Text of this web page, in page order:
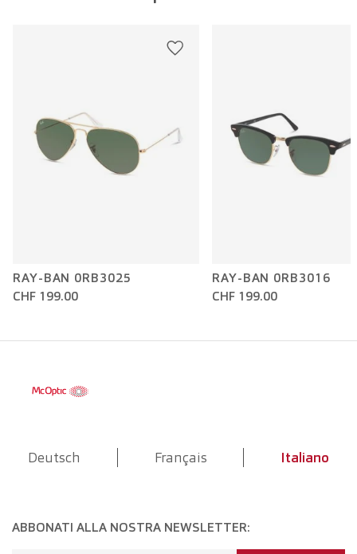
Larghezza della lente: 52 mm
Lunghezza dell'asta:
RAY-BAN 0RB3025
CHF 199.00
RAY-BAN 0RB3016
CHF 199.00
Deutsch Français Italiano
ABBONATI ALLA NOSTRA NEWSLETTER: